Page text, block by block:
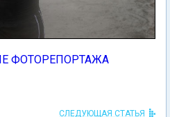
ФОТОРЕПОРТАЖА
СЛЕДУЮЩАЯ СТАТЬЯ